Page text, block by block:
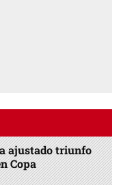
ajustado triunfo
Copa